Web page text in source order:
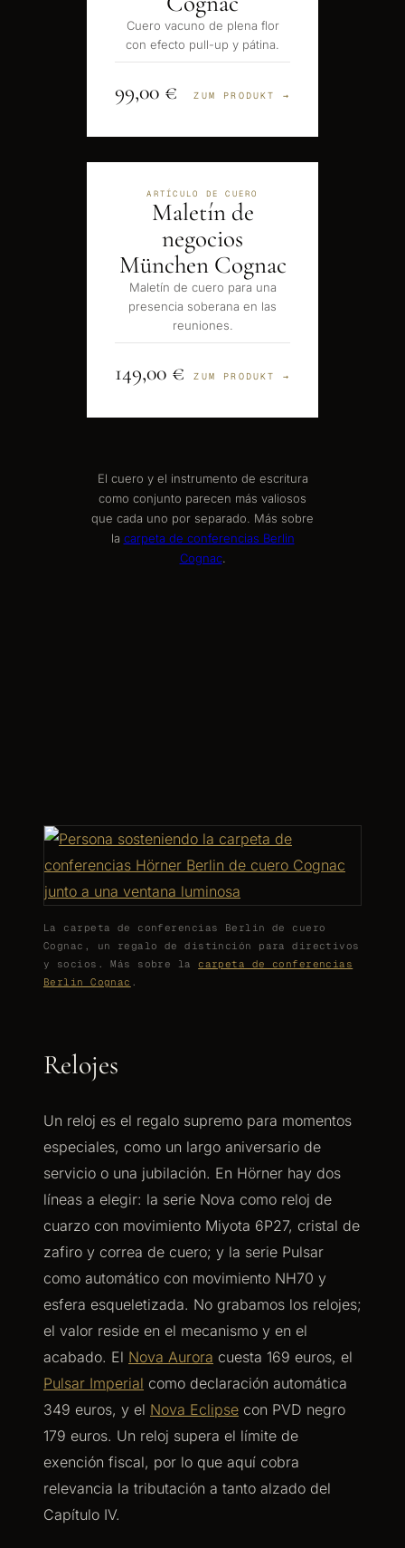
Cuero vacuno de plena flor
con efecto pull-up y pátina.
99,00 € ZUM PRODUKT →
ARTÍCULO DE CUERO
Maletín de
negocios
München Cognac
Maletín de cuero para una
presencia soberana en las
reuniones.
149,00 € ZUM PRODUKT →
El cuero y el instrumento de escritura
como conjunto parecen más valiosos
que cada uno por separado. Más sobre
la carpeta de conferencias Berlin
Cognac.
La carpeta de conferencias Berlin de cuero
Cognac, un regalo de distinción para directivos
y socios. Más sobre la carpeta de conferencias
Berlin Cognac .
Relojes
Un reloj es el regalo supremo para momentos
especiales, como un largo aniversario de
servicio o una jubilación. En Hörner hay dos
líneas a elegir: la serie Nova como reloj de
cuarzo con movimiento Miyota 6P27, cristal de
zafiro y correa de cuero; y la serie Pulsar
como automático con movimiento NH70 y
esfera esqueletizada. No grabamos los relojes;
el valor reside en el mecanismo y en el
acabado. El Nova Aurora cuesta 169 euros, el
Pulsar Imperial como declaración automática
349 euros, y el Nova Eclipse con PVD negro
179 euros. Un reloj supera el límite de
exención fiscal, por lo que aquí cobra
relevancia la tributación a tanto alzado del
Capítulo IV.